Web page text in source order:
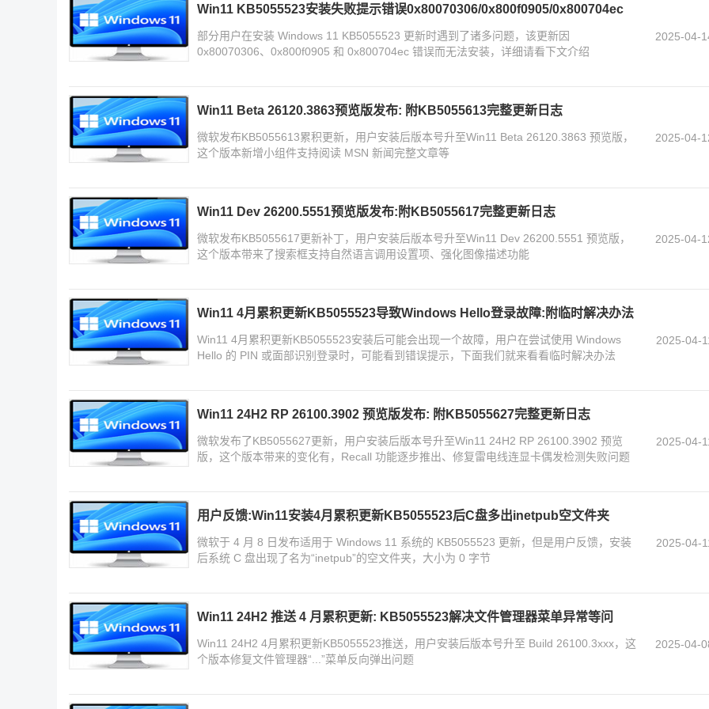
Win11 KB5055523安装失败提示错误0x80070306/0x800f0905/0x800704ec
部分用户在安装 Windows 11 KB5055523 更新时遇到了诸多问题，该更新因
0x80070306、0x800f0905 和 0x800704ec 错误而无法安装，详细请看下文介绍
2025-04-
Win11 Beta 26120.3863预览版发布: 附KB5055613完整更新日志
微软发布KB5055613累积更新，用户安装后版本号升至Win11 Beta 26120.3863 预览版，
这个版本新增小组件支持阅读 MSN 新闻完整文章等
2025-04-
Win11 Dev 26200.5551预览版发布:附KB5055617完整更新日志
微软发布KB5055617更新补丁，用户安装后版本号升至Win11 Dev 26200.5551 预览版，
这个版本带来了搜索框支持自然语言调用设置项、强化图像描述功能
2025-04-
Win11 4月累积更新KB5055523导致Windows Hello登录故障:附临时解决办法
Win11 4月累积更新KB5055523安装后可能会出现一个故障，用户在尝试使用 Windows
Hello 的 PIN 或面部识别登录时，可能看到错误提示，下面我们就来看看临时解决办法
2025-04-
Win11 24H2 RP 26100.3902 预览版发布: 附KB5055627完整更新日志
微软发布了KB5055627更新，用户安装后版本号升至Win11 24H2 RP 26100.3902 预览
版，这个版本带来的变化有，Recall 功能逐步推出、修复雷电线连显卡偶发检测失败问题
2025-04-
用户反馈:Win11安装4月累积更新KB5055523后C盘多出inetpub空文件夹
微软于 4 月 8 日发布适用于 Windows 11 系统的 KB5055523 更新，但是用户反馈，安装
后系统 C 盘出现了名为“inetpub”的空文件夹，大小为 0 字节
2025-04-
Win11 24H2 推送 4 月累积更新: KB5055523解决文件管理器菜单异常等问
Win11 24H2 4月累积更新KB5055523推送，用户安装后版本号升至 Build 26100.3xxx，这
个版本修复文件管理器“...”菜单反向弹出问题
2025-04-